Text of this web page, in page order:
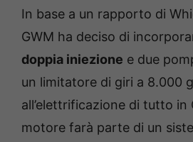
In base a un rapporto di
GWM ha deciso di
doppia iniezione e due
un limitatore di giri a 8.000
all’elettrificazione di tutto in
motore farà parte di un